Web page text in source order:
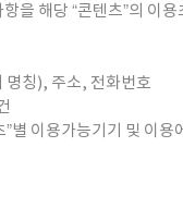
해당 “콘텐츠”의 이
명칭), 주소, 전화번호
이용가능기기 및 이